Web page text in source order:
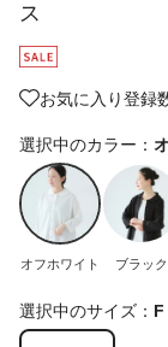
ス
お気に入り登録
選択中のカラー：
オフホワイト ブラック
選択中のサイズ： F